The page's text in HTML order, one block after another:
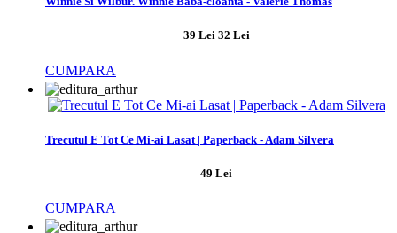
39 Lei32 Lei
CUMPARA
Trecutul E Tot Ce Mi-ai Lasat | Paperback - Adam Silvera
49 Lei
CUMPARA